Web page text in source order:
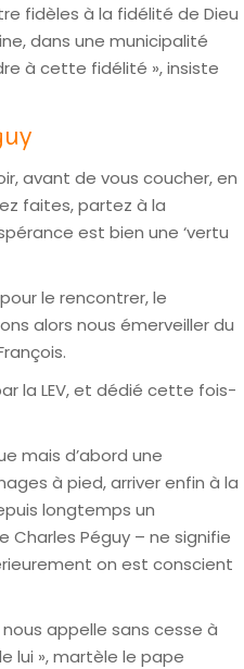
fidèles à la fidélité de Dieu
dans une municipalité
à cette fidélité », insiste
avant de vous coucher, en
faites, partez à la
est bien une ‘vertu
le rencontrer, le
alors nous émerveiller du
la LEV, et dédié cette fois-
mais d’abord une
à pied, arriver enfin à la
longtemps un
Charles Péguy – ne signifie
on est conscient
appelle sans cesse à
lui », martèle le pape